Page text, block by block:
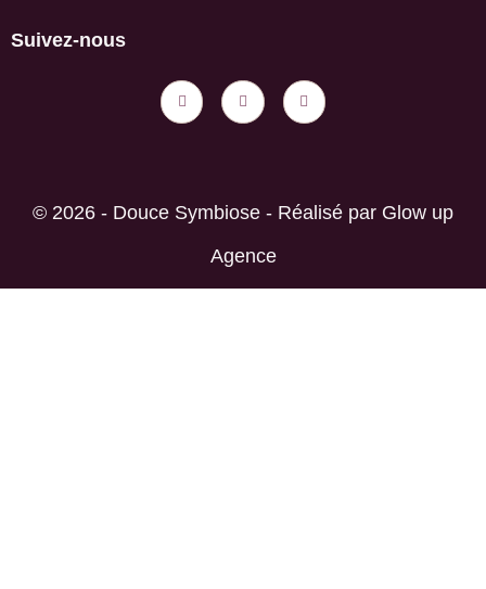
Suivez-nous
© 2026 - Douce Symbiose - Réalisé par Glow up
Agence